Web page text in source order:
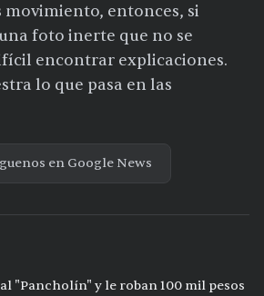
movimiento, entonces, si
foto inerte que no se
encontrar explicaciones.
lo que pasa en las
en Google News
"Pancholín" y le roban 100 mil pesos